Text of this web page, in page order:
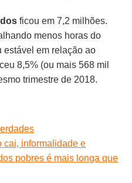
ficou em 7,2 milhões.
menos horas do
estável em relação ao
8,5% (ou mais 568 mil
trimestre de 2018.
cai, informalidade e
pobres é mais longa que